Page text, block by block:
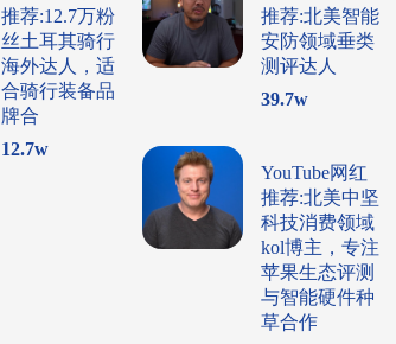
推荐:12.7万粉
丝土耳其骑行
海外达人，适
合骑行装备品
牌合
12.7w
推荐:北美智能
安防领域垂类
测评达人
39.7w
YouTube网红
推荐:北美中坚
科技消费领域
kol博主，专注
苹果生态评测
与智能硬件种
草合作